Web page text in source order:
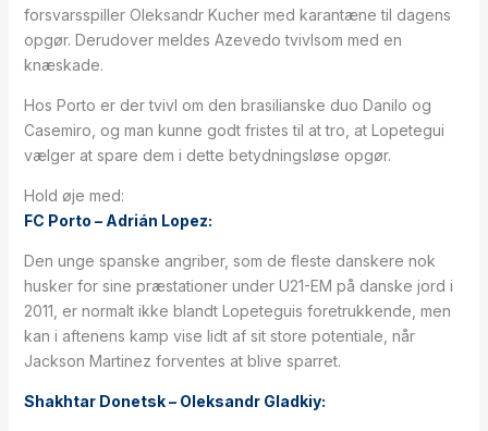
forsvarsspiller Oleksandr Kucher med karantæne til dagens
opgør. Derudover meldes Azevedo tvivlsom med en
knæskade.
Hos Porto er der tvivl om den brasilianske duo Danilo og
Casemiro, og man kunne godt fristes til at tro, at Lopetegui
vælger at spare dem i dette betydningsløse opgør.
Hold øje med:
FC Porto – Adrián Lopez:
Den unge spanske angriber, som de fleste danskere nok
husker for sine præstationer under U21-EM på danske jord i
2011, er normalt ikke blandt Lopeteguis foretrukkende, men
kan i aftenens kamp vise lidt af sit store potentiale, når
Jackson Martinez forventes at blive sparret.
Shakhtar Donetsk – Oleksandr Gladkiy: